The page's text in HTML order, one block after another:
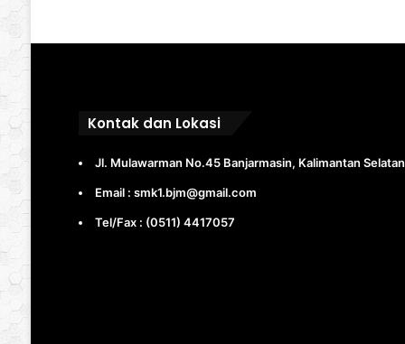
Kontak dan Lokasi
Jl. Mulawarman No.45 Banjarmasin, Kalimantan Selatan
Email : smk1.bjm@gmail.com
Tel/Fax : (0511) 4417057